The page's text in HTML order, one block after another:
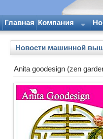
Главная Компания
Новости машинной
Anita goodesign (zen